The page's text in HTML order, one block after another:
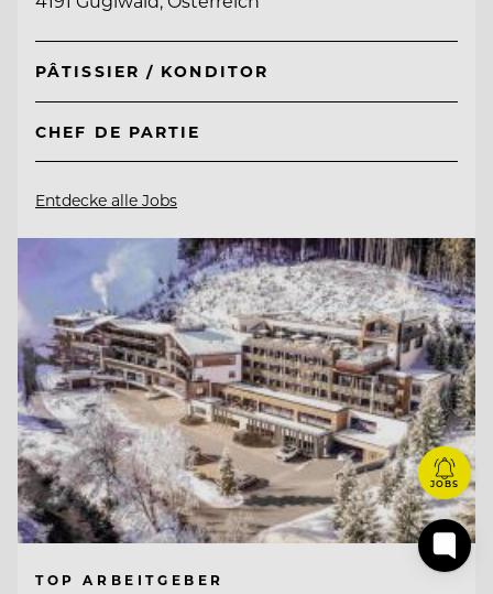
PÂTISSIER / KONDITOR
CHEF DE PARTIE
Entdecke alle Jobs
TOP ARBEITGEBER
JOBS